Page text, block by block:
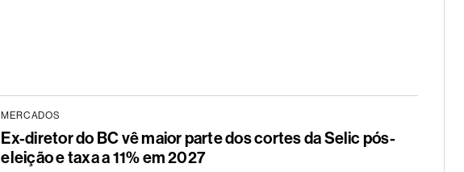
MERCADOS
Ex-diretor do BC vê maior parte dos cortes da Selic pós-
eleição e taxa a 11% em 2027